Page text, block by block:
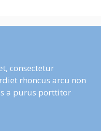
consectetur
rhoncus arcu non
a purus porttitor